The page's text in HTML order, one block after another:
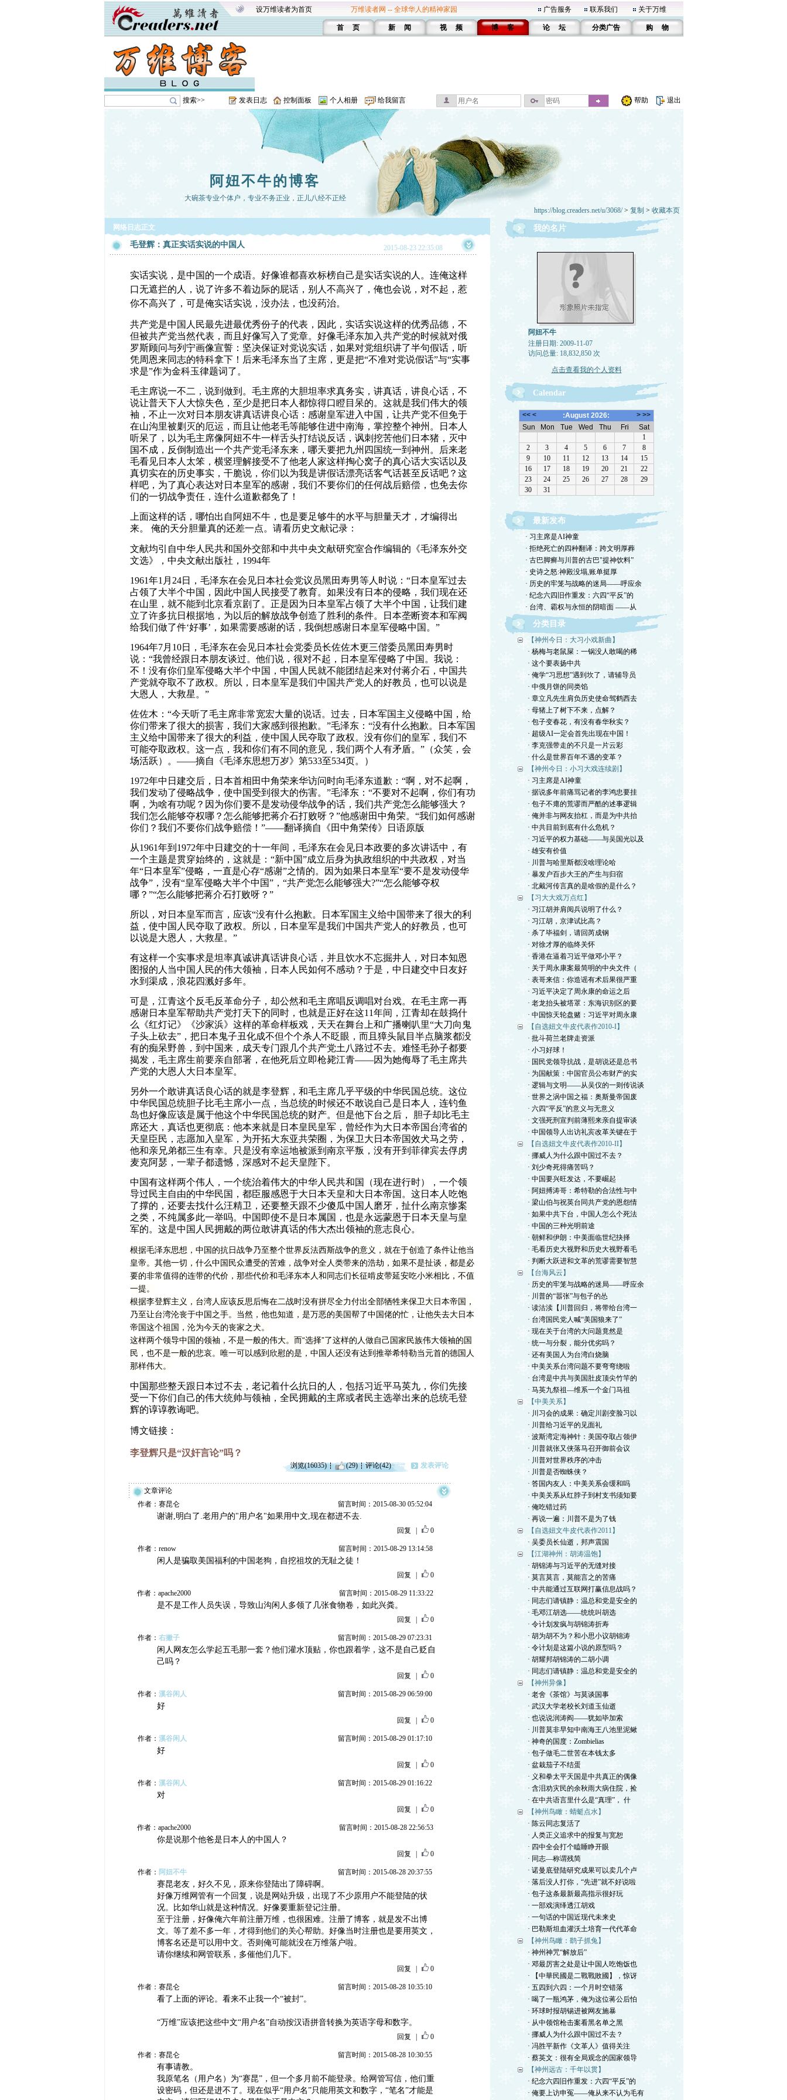
设万维读者为首页 万维读者网 -- 全球华人的精神家园 广告服务 联系我们 关于万维
首 页 新 闻 视 频 博 客 论 坛 分类广告 购 物
搜索>> 发表日志 控制面板 个人相册 给我留言 帮助 退出
阿妞不牛的博客
大碗茶专业个体户，专业不务正业，正儿八经不正经
https://blog.creaders.net/u/3068/> 复制 > 收藏本页
网络日志正文
毛登辉：真正实话实说的中国人 2015-08-23 22:35:08
实话实说，是中国的一个成语。好像谁都喜欢标榜自己是实话实说的人。连俺这样
口无遮拦的人，说了许多不着边际的屁话，别人不高兴了，俺也会说，对不起，惹
你不高兴了，可是俺实话实说，没办法，也没药治。
共产党是中国人民最先进最优秀份子的代表，因此，实话实说这样的优秀品德，不
但被共产党当然代表， 而且好像写入了党章。好像毛泽东加入共产党的时候就对俄
罗斯顾问与列宁画像宣誓：坚决保证对党说实话，如果对党组织讲了半句假话，听
凭周恩来同志的特科拿下！后来毛泽东当了主席，更是把“不准对党说假话”与“实事
求是”作为金科玉律题词了。
毛主席说一不二，说到做到。毛主席的大胆坦率求真务实，讲真话，讲良心话，不
说让普天下人大惊失色，至少是把日本人都惊得口瞪目呆的。这就是我们伟大的领
袖，不止一次对日本朋友讲真话讲良心话：感谢皇军进入中国，让共产党不但免于
在山沟里被剿灭的厄运，而且让他老毛等能够住进中南海，掌控整个神州。日本人
听呆了，以为毛主席像阿妞不牛一样舌头打结说反话， 讽刺挖苦他们日本猪，灭中
国不成， 反倒制造出一个共产党毛泽东来，哪天要把九州四国统一到神州。后来老
毛看见日本人太笨，横竖理解接受不了他老人家这样掏心窝子的真心话大实话以及
真切实在的历史事实，干脆说，你们以为我是讲假话漂亮话客气话甚至反话吧？这
样吧，为了真心表达对日本皇军的感谢，我们不要你们的任何战后赔偿，也免去你
们的一切战争责任，连什么道歉都免了！
上面这样的话，哪怕出自阿妞不牛，也是要足够牛的水平与胆量天才，才编得出
来。
俺的天分胆量真的还差一点。请看历史文献记录：
文献均引自中华人民共和国外交部和中共中央文献研究室合作编辑的《毛泽东外交
文选》，中央文献出版社，1994年
1961年1月24日，毛泽东在会见日本社会党议员黑田寿男等人时说：“日本皇军过去
占领了大半个中国，因此中国人民接受了教育。如果没有日本的侵略，我们现在还
在山里，就不能到北京看京剧了。正是因为日本皇军占领了大半个中国，让我们建
立了许多抗日根据地，为以后的解放战争创造了胜利的条件。日本垄断资本和军阀
给我们做了件‘好事’，如果需要感谢的话，我倒想感谢日本皇军侵略中国。”
1964年7月10日，毛泽东在会见日本社会党委员长佐佐木更三偕委员黑田寿男时
说：“我曾经跟日本朋友谈过。他们说，很对不起，日本皇军侵略了中国。我说：
不！没有你们皇军侵略大半个中国，中国人民就不能团结起来对付蒋介石，中国共
产党就夺取不了政权。所以，日本皇军是我们中国共产党人的好教员，也可以说是
大恩人，大救星。”
佐佐木：“今天听了毛主席非常宽宏大量的说话。过去，日本军国主义侵略中国，给
你们带来了很大的损害，我们大家感到很抱歉。”毛泽东：“没有什么抱歉。日本军国
主义给中国带来了很大的利益，使中国人民夺取了政权。没有你们的皇军，我们不
可能夺取政权。这一点，我和你们有不同的意见，我们两个人有矛盾。”（众笑，会
场活跃）。——摘自《毛泽东思想万岁》第533至534页。）
1972年中日建交后，日本首相田中角荣来华访问时向毛泽东道歉：“啊，对不起啊，
我们发动了侵略战争，使中国受到很大的伤害。”毛泽东：“不要对不起啊，你们有功
啊，为啥有功呢？因为你们要不是发动侵华战争的话，我们共产党怎么能够强大？
我们怎么能够夺权哪？怎么能够把蒋介石打败呀？”他感谢田中角荣。“我们如何感谢
你们？我们不要你们战争赔偿！”——翻译摘自《田中角荣传》日语原版
从1961年到1972年中日建交的十一年间，毛泽东在会见日本政要的多次讲话中，有
一个主题是贯穿始终的，这就是：“新中国”成立后身为执政组织的中共政权，对当
年“日本皇军”侵略，一直是心存“感谢”之情的。因为如果日本皇军“要不是发动侵华
战争”，没有“皇军侵略大半个中国”，“共产党怎么能够强大?”“怎么能够夺权
哪？”“怎么能够把蒋介石打败呀？”
所以，对日本皇军而言，应该“没有什么抱歉。日本军国主义给中国带来了很大的利
益，使中国人民夺取了政权。所以，日本皇军是我们中国共产党人的好教员，也可
以说是大恩人，大救星。”
有这样一个实事求是坦率真诚讲真话讲良心话，并且饮水不忘掘井人，对日本知恩
图报的人当中国人民的伟大领袖， 日本人民如何不感动？于是，中日建交中日友好
水到渠成，浪花四溅好多年。
可是，江青这个反毛反革命分子，却公然和毛主席唱反调唱对台戏。在毛主席一再
感谢日本皇军帮助共产党打天下的同时，也就是正好在这11年间，江青却在鼓捣什
么《红灯记》《沙家浜》这样的革命样板戏，天天在舞台上和广播喇叭里“大刀向鬼
子头上砍去”，把日本鬼子丑化成不但个个杀人不眨眼，而且獐头鼠目半点脑浆都没
有的痴呆野兽，到中国来，成天专门跟几个共产党土八路过不去。难怪毛孙子都要
揭发，毛主席生前要亲自部署，在他死后立即枪毙江青——因为她侮辱了毛主席共
产党的大恩人大日本皇军。
另外一个敢讲真话良心话的就是李登辉，和毛主席几乎平级的中华民国总统。这位
中华民国总统胆子比毛主席小一点，当总统的时候还不敢说自己是日本人，连钓鱼
岛也好像应该是属于他这个中华民国总统的财产。但是他下台之后，
胆子却比毛主
席还大，真话也更彻底：他本来就是日本皇民皇军，曾经作为大日本帝国台湾省的
天皇臣民，志愿加入皇军，为开拓大东亚共荣圈，为保卫大日本帝国效犬马之劳，
他和亲兄弟都三生有幸。只是没有幸运地被派到南京平叛，没有开到菲律宾去俘虏
麦克阿瑟，一辈子都遗憾，深感对不起天皇陛下。
中国有这样两个伟人，一个统治着伟大的中华人民共和国（现在进行时），一个领
导过民主自由的中华民国，都臣服感恩于大日本天皇和大日本帝国。这日本人吃饱
了撑的，还要去找什么汪精卫， 还要整天跟不少傻瓜中国人磨牙，扯什么南京惨案
之类，不纯属多此一举吗。中国即使不是日本属国，也是永远蒙恩于日本天皇与皇
军的。这是中国人民拥戴的两位敢讲真话的伟大杰出领袖的意志良心。
根据毛泽东思想，中国的抗日战争乃至整个世界反法西斯战争的意义，就在于创造了条件让他当
皇帝。其他一切，什么中国民众遭受的苦难，战争对全人类带来的浩劫，如果不是扯谈，都是必
要的非常值得的连带的代价，那些代价和毛泽东本人和同志们长征啃皮带延安吃小米相比，不值
一提。
根据李登辉主义，台湾人应该反思后悔在二战时没有拼尽全力付出全部牺牲来保卫大日本帝国，
乃至让台湾沦丧于中国之手。当然，他也知道，是万恶的美国帮了中国佬的忙，让他失去大日本
帝国这个祖国，沦为今天的丧家之犬。
这样两个领导中国的领袖，不是一般的伟大。而“选择”了这样的人做自己国家民族伟大领袖的国
民，也不是一般的悲哀。唯一可以感到欣慰的是，中国人还没有达到推举希特勒当元首的德国人
那样伟大。
中国那些整天跟日本过不去，老记着什么抗日的人，包括习近平马英九，你们先接
受一下你们自己的伟大统帅与领袖，全民拥戴的主席或者民主选举出来的总统毛登
辉的谆谆教诲吧。
博文链接：
李登辉只是“汉奸言论”吗？
浏览(16035) (29) 评论(42) 发表评论
文章评论
作者：赛昆仑
留言时间：2015-08-30 05:52:04
谢谢,明白了.老用户的"用户名"如果用中文,现在都进不去.
回复 0
作者：renow 留言时间：2015-08-29 13:14:58
闲人是骗取美国福利的中国老狗，自挖祖坟的无耻之徒！
回复 0
作者：apache2000 留言时间：2015-08-29 11:33:22
是不是工作人员失误，导致山沟闲人多领了几张食物卷，如此兴粪。
回复 0
作者： 右撇子 留言时间：2015-08-29 07:23:31
闲人网友怎么学起五毛那一套？他们灌水顶贴，你也跟着学，这不是自己贬自
己吗？
回复 0
作者： 溪谷闲人 留言时间：2015-08-29 06:59:00
好
回复 0
作者： 溪谷闲人 留言时间：2015-08-29 01:17:10
好
回复 0
作者： 溪谷闲人 留言时间：2015-08-29 01:16:22
对
回复 0
作者：apache2000 留言时间：2015-08-28 22:56:53
你是说那个他爸是日本人的中国人？
回复 0
作者： 阿妞不牛 留言时间：2015-08-28 20:37:55
赛昆老友，好久不见，原来你登陆出了障碍啊。
好像万维网管有一个回复，说是网站升级，出现了不少原用户不能登陆的状
况。比如华山就是这种情况。好像要重新登记注册。
至于注册，好像俺六年前注册万维，也很困难。注册了博客，就是发不出博
文。等了差不多一年，才得到他们的关心帮助。好像当时注册也是要用英文，
博客名还是可以用中文。否则俺可能就没在万维落户啦。
请你继续和网管联系，多催他们几下。
回复 0
作者：赛昆仑 留言时间：2015-08-28 10:35:10
看了上面的评论。看来不止我一个“被封”。
“万维”应该把这些中文“用户名”自动按汉语拼音转换为英语字母和数字。
回复 0
作者：赛昆仑 留言时间：2015-08-28 10:30:55
有事请教。
我原笔名（用户名）为“赛昆”，但一个多月前不能登录。给网管写信，他们重
设密码，但还是进不了。现在似乎“用户名”只能用英文和数字，“笔名”才能是
我的名片
阿妞不牛
注册日期: 2009-11-07
访问总量: 18,832,850 次
点击查看我的个人资料
Calendar
最新发布
· 习主席是AI神童
· 拒绝死亡的四种翻译：跨文明厚葬
· 古巴脚癣与川普的古巴"提神饮料”
· 史诗之怒:神殿没塌,账单挺厚
· 历史的牢笼与战略的迷局——呼应余
· 纪念六四旧作重发：六四“平反”的
· 台湾、霸权与永恒的阴暗面 ——从
分类目录
【神州今日：大习小戏新曲】
· 杨梅与老鼠屎：一锅没人敢喝的稀
· 这个要表扬中共
· 俺学“习思想”遇到坎了，请辅导员
· 中俄月饼的同类馅
· 章立凡先生肩负历史使命驾鹤西去
· 母猪上了树下不来，点解？
· 包子变春花，有没有春华秋实？
· 超级AI一定会首先出现在中国！
· 李克强带走的不只是一片云彩
· 什么是世界百年不遇的变革？
【神州今日：小习大戏连续剧】
· 习主席是AI神童
· 据说多年前痛骂记者的李鸿忠要挂
· 包子不瘪的荒谬而严酷的述事逻辑
· 俺并非与网友抬杠，而是为中共抬
· 中共目前到底有什么危机？
· 习近平的权力基础——与吴国光以及
· 雄安有价值
· 川普与哈里斯都没啥理论哈
· 暴发户百步大王的产生与归宿
· 北戴河传言真的是啥假的是什么？
【习大大戏万点红】
· 习江胡并肩阅兵说明了什么？
· 习江胡，京津试比高？
· 杀了毕福剑，请回芮成钢
· 对徐才厚的临终关怀
· 香港在逼着习近平做邓小平？
· 关于周永康案最简明的中央文件（
· 表哥来信：你造谣有术后果很严重
· 习近平决定了周永康的命运之后
· 老龙抬头被塔罩：东海识别区的要
· 中国惊天轮盘赌：习近平对周永康
【自选妞文牛皮代表作2010-I】
· 批斗荷兰老牌走资派
· 小习好球！
· 国民党领导抗战，是胡说还是总书
· 为国献策：中国官员公布财产的实
· 逻辑与文明——从吴仪的一则传说谈
· 世界之涡中国之福：奥斯曼帝国废
· 六四“平反”的意义与无意义
· 文强死刑宣判前薄熙来亲自提审谈
· 中国领导人出访礼宾改革关键在于
【自选妞文牛皮代表作2010-II】
· 挪威人为什么跟中国过不去？
· 刘少奇死得痛苦吗？
· 中国要兴旺发达，不要崛起
· 阿妞搏涛哥：希特勒的合法性与中
· 梁山伯与祝英台同共产党的恩怨情
· 如果中共下台，中国人怎么个死法
· 中国的三种光明前途
· 朝鲜和伊朗：中美面临世纪抉择
· 毛看历史大视野和历史大视野看毛
· 判断大跃进和文革的荒谬需要智慧
【台海风云】
· 历史的牢笼与战略的迷局——呼应余
· 川普的“嚣张”与包子的怂
· 读沽渎【川普回归，将带给台湾一
· 台湾国民党人喊“美国狼来了”
· 现在关于台湾的大问题竟然是
· 统一与分裂，能分优劣吗？
· 还有美国人为台湾白烧脑
· 中美关系台湾问题不要弯弯绕啦
· 台湾是中共与美国肚皮顶尖竹竿的
· 马英九祭祖—维系一个金门马祖
【中美关系】
· 川习会的成果：确定川剧变脸习以
· 川普给习近平的见面礼
· 波斯湾定海神针：美国夺取占领伊
· 川普就张又侠落马召开御前会议
· 川普对世界秩序的冲击
· 川普是否蜘蛛侠？
· 答国内友人：中美关系会缓和吗
· 中美关系从红脖子到村支书须知要
· 俺吃错过药
· 再说一遍：川普不是为了钱
【自选妞文牛皮代表作2011】
· 吴委员长仙逝，邦声震国
【江湖神州：胡涛温饱】
· 胡锦涛与习近平的无缝对接
· 莫言莫言，莫能言之的苦痛
· 中共能通过互联网打赢信息战吗？
· 同志们请镇静：温总和党是安全的
· 毛邓江胡选——统统叫胡选
· 令计划发疯与胡锦涛折寿
· 胡为胡不为？和小思小议胡锦涛
· 令计划是这篇小说的原型吗？
· 胡耀邦胡锦涛的二胡小调
· 同志们请镇静：温总和党是安全的
【神州异像】
· 老舍《茶馆》与莫谈国事
· 武汉大学老校长刘道玉仙逝
· 也说说润涛阎——犹如毕加索
· 川普莫非早知中南海王八池里泥鳅
· 神奇的国度：Zombielias
· 包子做毛二世苦在本钱太多
· 盆栽茄子不结蛋
· 义和拳太平天国是中共真正的偶像
· 含泪劝灾民的余秋雨大病住院，捡
· 在中共语言里什么是“真理”， 什
【神州鸟瞰：蜻蜓点水】
· 陈云同志复活了
· 人类正义追求中的报复与宽恕
· 四中全会打个瞌睡睁开眼
· 同志—称谓残简
· 诺曼底登陆研究成果可以卖几个卢
· 落后没人打你，“先进”就不好说啦
· 包子这条最新最高指示很好玩
· 一部戏演绎透江胡戏
· 一句话的中国近现代未来史
· 巴勒斯坦血灌沃土培育一代代革命
【神州鸟瞰：鹞子抓兔】
· 神州神咒“解放后”
· 邓最厉害之处是让中国人吃饱饭也
· 【中華民國是二戰戰敗國】，惊讶
· 五四到六四：一个月时空错落
· 喝了一瓶鸿茅，俺为这位蒋公后怕
· 环球时报胡锡进被网友施暴
· 从中领馆枪击案看黑名单之黑
· 挪威人为什么跟中国过不去？
· 冯胜平新作《文革人》值得关注
· 蔡英文：很有全局观念的国家领导
【神州远古：千年以贯】
· 纪念六四旧作重发：六四“平反”的
· 俺要上访申冤——俺从来不认为毛有